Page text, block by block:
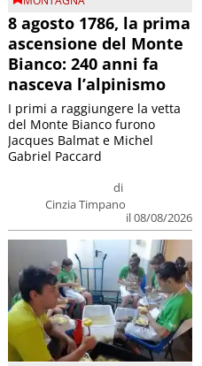
8 agosto 1786, la prima
ascensione del Monte
Bianco: 240 anni fa
nasceva l’alpinismo
di
Cinzia Timpano
il 08/08/2026
I primi a raggiungere la vetta
del Monte Bianco furono
Jacques Balmat e Michel
Gabriel Paccard